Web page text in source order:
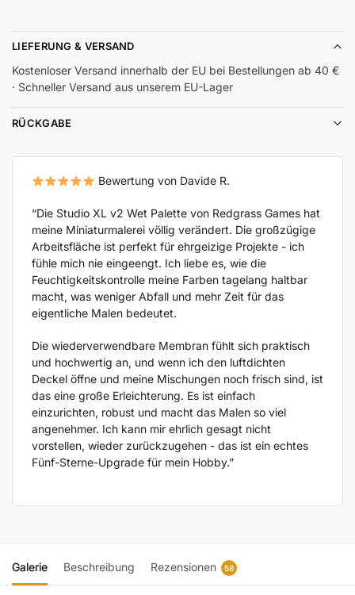
LIEFERUNG & VERSAND
Kostenloser Versand innerhalb der EU bei Bestellungen ab 40 €
· Schneller Versand aus unserem EU-Lager
RÜCKGABE
Bewertung von Davide R.
“Die Studio XL v2 Wet Palette von Redgrass Games hat
meine Miniaturmalerei völlig verändert. Die großzügige
Arbeitsfläche ist perfekt für ehrgeizige Projekte - ich
fühle mich nie eingeengt. Ich liebe es, wie die
Feuchtigkeitskontrolle meine Farben tagelang haltbar
macht, was weniger Abfall und mehr Zeit für das
eigentliche Malen bedeutet.
Die wiederverwendbare Membran fühlt sich praktisch
und hochwertig an, und wenn ich den luftdichten
Deckel öffne und meine Mischungen noch frisch sind, ist
das eine große Erleichterung. Es ist einfach
einzurichten, robust und macht das Malen so viel
angenehmer. Ich kann mir ehrlich gesagt nicht
vorstellen, wieder zurückzugehen - das ist ein echtes
Fünf-Sterne-Upgrade für mein Hobby.”
Galerie Beschreibung Rezensionen 58